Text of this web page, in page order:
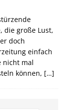
die große Lust,
doch
einfach
nicht mal
können, […]